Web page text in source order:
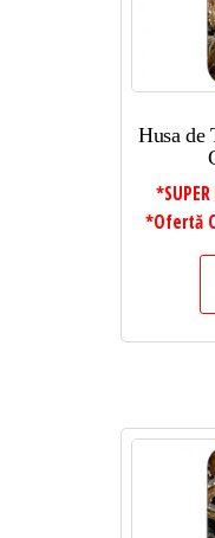
Husa de
*SUPER
*Ofertă